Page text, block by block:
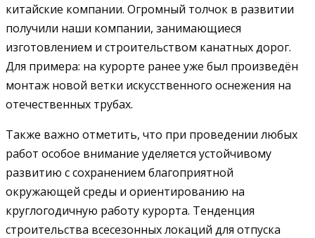
китайские компании. Огромный толчок в развитии
получили наши компании, занимающиеся
изготовлением и строительством канатных дорог.
Для примера: на курорте ранее уже был произведён
монтаж новой ветки искусственного оснежения на
отечественных трубах.
Также важно отметить, что при проведении любых
работ особое внимание уделяется устойчивому
развитию с сохранением благоприятной
окружающей среды и ориентированию на
круглогодичную работу курорта. Тенденция
строительства всесезонных локаций для отпуска